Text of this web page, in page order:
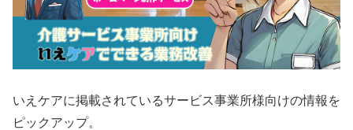
いえケアに掲載されているサービス事業所様向けの情報を
ピックアップ。